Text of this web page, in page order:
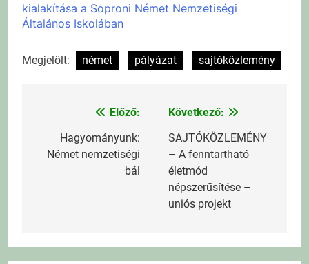
kialakítása a Soproni Német Nemzetiségi
Általános Iskolában
Megjelölt: német pályázat sajtóközlemény
Bejegyzés
navigáció
Előző:
Hagyományunk:
Német nemzetiségi
bál
Következő:
SAJTÓKÖZLEMÉNY
– A fenntartható
életmód
népszerűsítése –
uniós projekt